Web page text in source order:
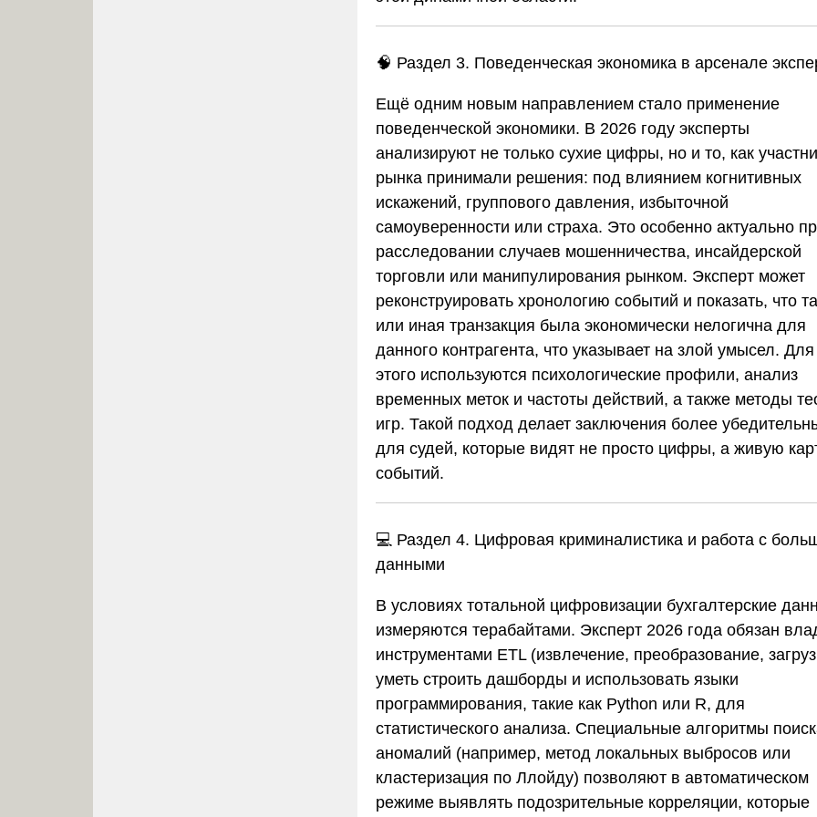
🧠 Раздел 3. Поведенческая экономика в арсенале
Ещё одним новым направлением стало применение
поведенческой экономики. В 2026 году эксперты
анализируют не только сухие цифры, но и то, как
рынка принимали решения: под влиянием когнитивных
искажений, группового давления, избыточной
самоуверенности или страха. Это особенно актуально
расследовании случаев мошенничества, инсайдерской
торговли или манипулирования рынком. Эксперт может
реконструировать хронологию событий и показать, что та
или иная транзакция была экономически нелогична для
данного контрагента, что указывает на злой умысел. Для
этого используются психологические профили, анализ
временных меток и частоты действий, а также методы
игр. Такой подход делает заключения более
для судей, которые видят не просто цифры, а живую
событий.
💻 Раздел 4. Цифровая криминалистика и работа с
данными
В условиях тотальной цифровизации бухгалтерские
измеряются терабайтами. Эксперт 2026 года обязан
инструментами ETL (извлечение, преобразование,
уметь строить дашборды и использовать языки
программирования, такие как Python или R, для
статистического анализа. Специальные алгоритмы
аномалий (например, метод локальных выбросов или
кластеризация по Ллойду) позволяют в автоматическом
режиме выявлять подозрительные корреляции, которые